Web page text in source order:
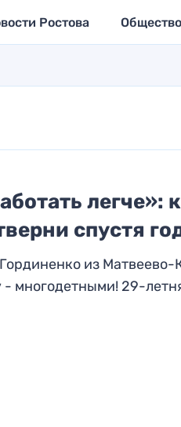
Ростова Общество
легче»:
спустя
из Матвеево-
- многодетными! 29-